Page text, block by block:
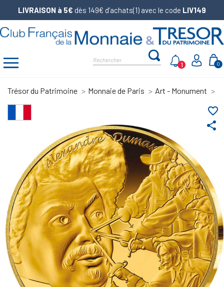
LIVRAISON à 5€ dès 149€ d’achats(1) avec le code LIV149
0
1
Trésor du Patrimoine Monnaie de Paris Art - Monument
share
favorite_border